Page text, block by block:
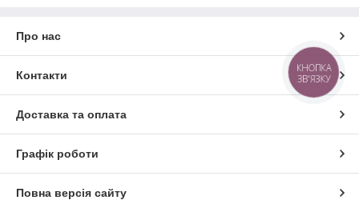
Про нас
Контакти
Доставка та оплата
Графік роботи
Повна версія сайту
КНОПКА
ЗВ'ЯЗКУ